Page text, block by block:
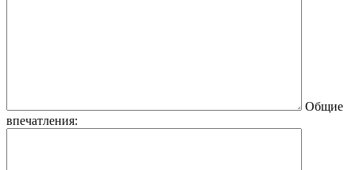
Общие
впечатления: